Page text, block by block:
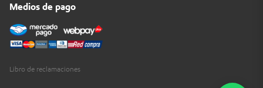
Medios de pago
Libro de reclamaciones